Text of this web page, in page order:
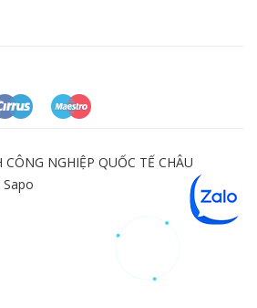
NGHIỆP QUỐC TẾ CHÂU
Sapo